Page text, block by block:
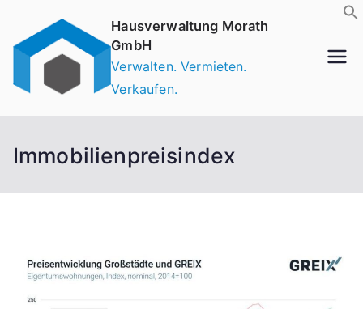
Inhalt
springen
Hausverwaltung Morath
GmbH
Verwalten. Vermieten.
Verkaufen.
Immobilienpreisindex